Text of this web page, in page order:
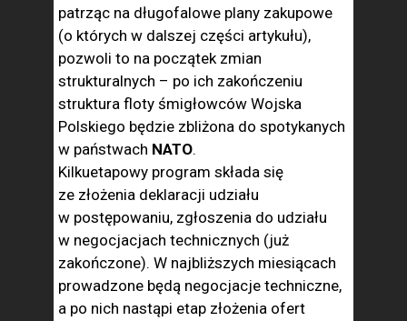
patrząc na długofalowe plany zakupowe
(o których w dalszej części artykułu),
pozwoli to na początek zmian
strukturalnych – po ich zakończeniu
struktura floty śmigłowców Wojska
Polskiego będzie zbliżona do spotykanych
w państwach NATO.
Kilkuetapowy program składa się
ze złożenia deklaracji udziału
w postępowaniu, zgłoszenia do udziału
w negocjacjach technicznych (już
zakończone). W najbliższych miesiącach
prowadzone będą negocjacje techniczne,
a po nich nastąpi etap złożenia ofert